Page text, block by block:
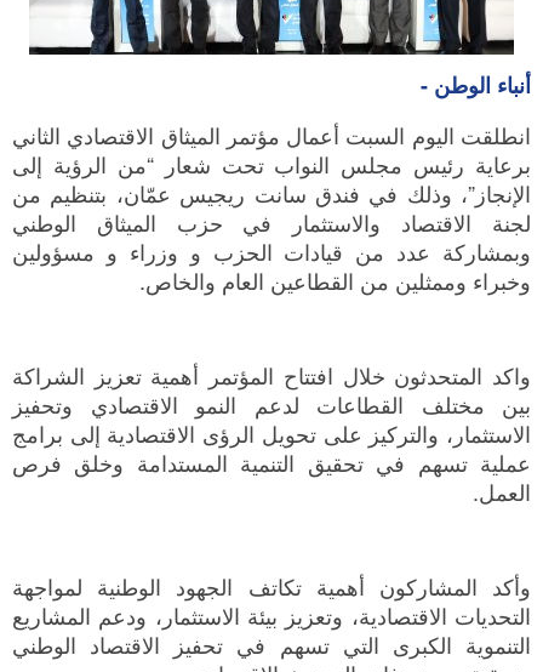
أنباء الوطن -
انطلقت اليوم السبت أعمال مؤتمر الميثاق الاقتصادي الثاني
برعاية رئيس مجلس النواب تحت شعار “من الرؤية إلى
الإنجاز”، وذلك في فندق سانت ريجيس عمّان، بتنظيم من
لجنة الاقتصاد والاستثمار في حزب الميثاق الوطني
وبمشاركة عدد من قيادات الحزب و وزراء و مسؤولين
وخبراء وممثلين من القطاعين العام والخاص.
واكد المتحدثون خلال افتتاح المؤتمر أهمية تعزيز الشراكة
بين مختلف القطاعات لدعم النمو الاقتصادي وتحفيز
الاستثمار، والتركيز على تحويل الرؤى الاقتصادية إلى برامج
عملية تسهم في تحقيق التنمية المستدامة وخلق فرص
العمل.
وأكد المشاركون أهمية تكاتف الجهود الوطنية لمواجهة
التحديات الاقتصادية، وتعزيز بيئة الاستثمار، ودعم المشاريع
التنموية الكبرى التي تسهم في تحفيز الاقتصاد الوطني